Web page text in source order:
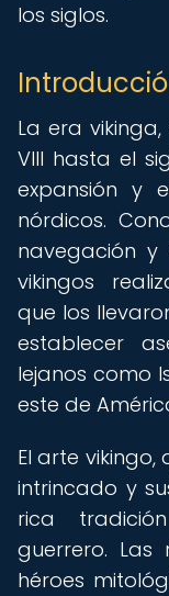
los siglos.
La era
VIII hasta el
expansión y
nórdicos.
navegación
vikingos
que los
establecer
lejanos como
este de
El arte
intrincado y
rica
guerrero. Las
héroes